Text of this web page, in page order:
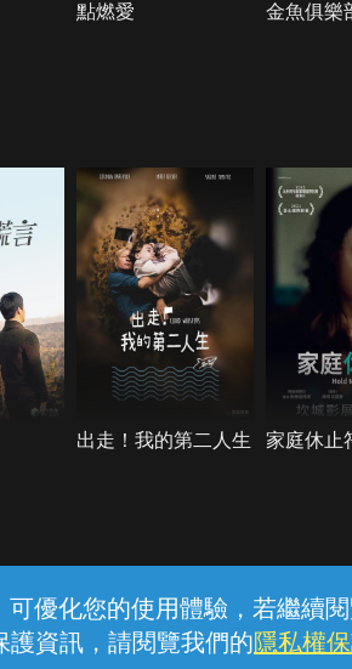
優化您的使用體驗，若繼續
護資訊，請閱覽我們的隱私權
點燃愛 金魚俱樂
出走！我的第二人生 家庭休止
線上客服 服務條款
華電信股份有限公司個人家庭分公司 (統一